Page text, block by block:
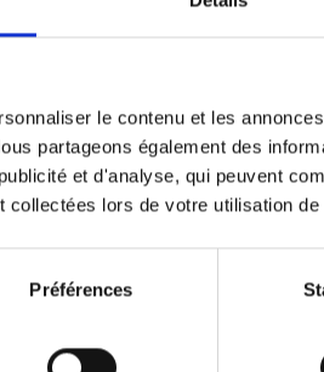
le contenu et les
partageons également des
et d'analyse, qui peuvent
collectées lors de votre utilisation
Préférences
Planning to Promoting
Clo Willaerts
Couverture souple